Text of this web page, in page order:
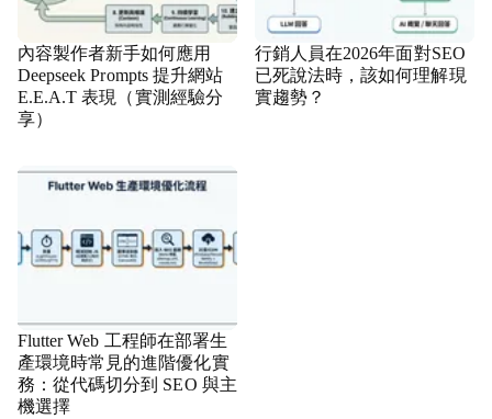
內容製作者新手如何應用
Deepseek Prompts 提升網站
E.E.A.T 表現（實測經驗分
享）
行銷人員在2026年面對SEO
已死說法時，該如何理解現
實趨勢？
Flutter Web 工程師在部署生
產環境時常見的進階優化實
務：從代碼切分到 SEO 與主
機選擇